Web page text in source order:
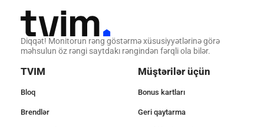
Diqqət! Monitorun rəng göstərmə xüsusiyyətlərinə görə
məhsulun öz rəngi saytdakı rəngindən fərqli ola bilər.
TVIM
Bloq
Brendlər
Müştərilər üçün
Bonus kartları
Geri qaytarma